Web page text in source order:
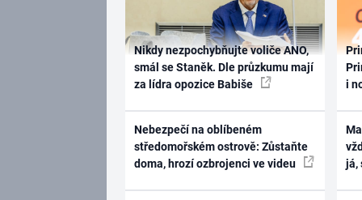
Nikdy nezpochybňujte voliče ANO,
smál se Staněk. Dle průzkumu mají
za lídra opozice Babiše
Nebezpečí na oblíbeném
středomořském ostrově: Zůstaňte
doma, hrozí ozbrojenci ve videu
i
já,